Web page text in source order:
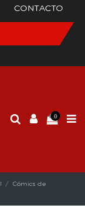
CONTACTO
0
Cómics de